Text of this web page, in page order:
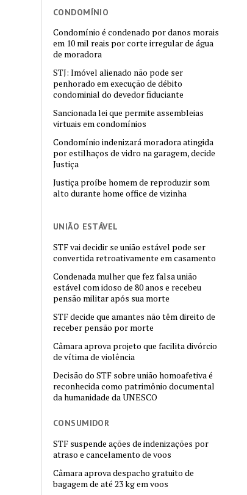
CONDOMÍNIO
Condomínio é condenado por danos morais
em 10 mil reais por corte irregular de água
de moradora
STJ: Imóvel alienado não pode ser
penhorado em execução de débito
condominial do devedor fiduciante
Sancionada lei que permite assembleias
virtuais em condomínios
Condomínio indenizará moradora atingida
por estilhaços de vidro na garagem, decide
Justiça
Justiça proíbe homem de reproduzir som
alto durante home office de vizinha
UNIÃO ESTÁVEL
STF vai decidir se união estável pode ser
convertida retroativamente em casamento
Condenada mulher que fez falsa união
estável com idoso de 80 anos e recebeu
pensão militar após sua morte
STF decide que amantes não têm direito de
receber pensão por morte
Câmara aprova projeto que facilita divórcio
de vítima de violência
Decisão do STF sobre união homoafetiva é
reconhecida como patrimônio documental
da humanidade da UNESCO
CONSUMIDOR
STF suspende ações de indenizações por
atraso e cancelamento de voos
Câmara aprova despacho gratuito de
bagagem de até 23 kg em voos